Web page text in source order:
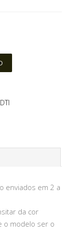
enviados em 2 a
da cor
o modelo ser o